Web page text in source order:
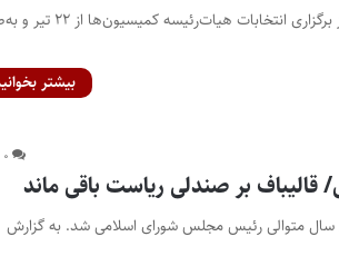
پایگاه خبری اختبار- سخنگوی هیات رئیسه مجلس از برگزاری
بیشتر
۰
بر صندلی ریاست باقی ماند
سال متوالی رئیس مجلس شورای اسلامی شد. به گزارش